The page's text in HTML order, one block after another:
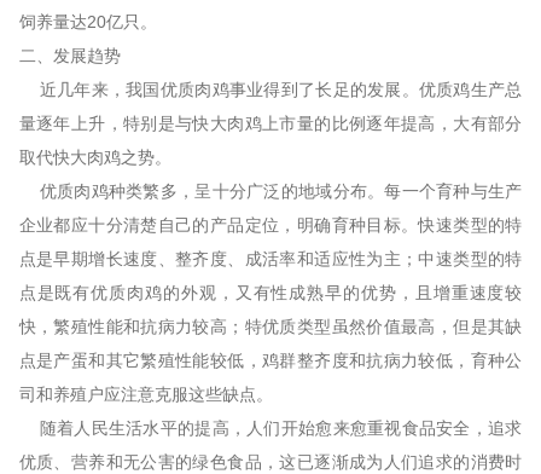
饲养量达20亿只。
二、发展趋势
近几年来，我国优质肉鸡事业得到了长足的发展。优质鸡生产总
量逐年上升，特别是与快大肉鸡上市量的比例逐年提高，大有部分
取代快大肉鸡之势。
优质肉鸡种类繁多，呈十分广泛的地域分布。每一个育种与生产
企业都应十分清楚自己的产品定位，明确育种目标。快速类型的特
点是早期增长速度、整齐度、成活率和适应性为主；中速类型的特
点是既有优质肉鸡的外观，又有性成熟早的优势，且增重速度较
快，繁殖性能和抗病力较高；特优质类型虽然价值最高，但是其缺
点是产蛋和其它繁殖性能较低，鸡群整齐度和抗病力较低，育种公
司和养殖户应注意克服这些缺点。
随着人民生活水平的提高，人们开始愈来愈重视食品安全，追求
优质、营养和无公害的绿色食品，这已逐渐成为人们追求的消费时